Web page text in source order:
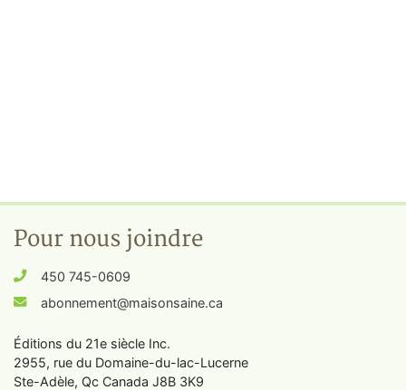
Pour nous joindre
450 745-0609
abonnement@maisonsaine.ca
Éditions du 21e siècle Inc.
2955, rue du Domaine-du-lac-Lucerne
Ste-Adèle, Qc Canada J8B 3K9